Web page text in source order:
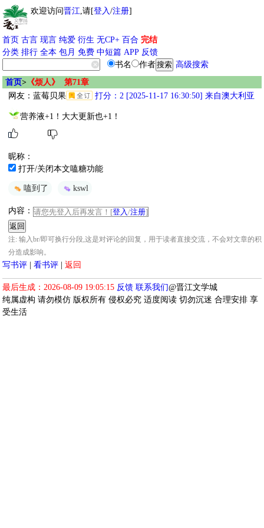
欢迎访问晋江,请[登入/注册]
首页 古言 现言 纯爱 衍生 无CP+ 百合 完结
分类 排行 全本 包月 免费 中短篇 APP 反馈
书名
作者
高级搜索
首页> 《烦人》 第71章
网友： 蓝莓贝果 打分：2 [2025-11-17 16:30:50] 来自澳大利亚
营养液+1！大大更新也+1！
昵称：
打开/关闭本文嗑糖功能
嗑到了 kswl
内容： 请您先登入后再发言！[登入/注册]
注: 输入br/即可换行分段,这是对评论的回复，用于读者直接交流，不会对文章的积
分造成影响。
写书评 看书评 返回
最后生成：2026-08-09 19:05:15 反馈 联系我们@晋江文学城
纯属虚构 请勿模仿 版权所有 侵权必究 适度阅读 切勿沉迷 合理安排 享
受生活